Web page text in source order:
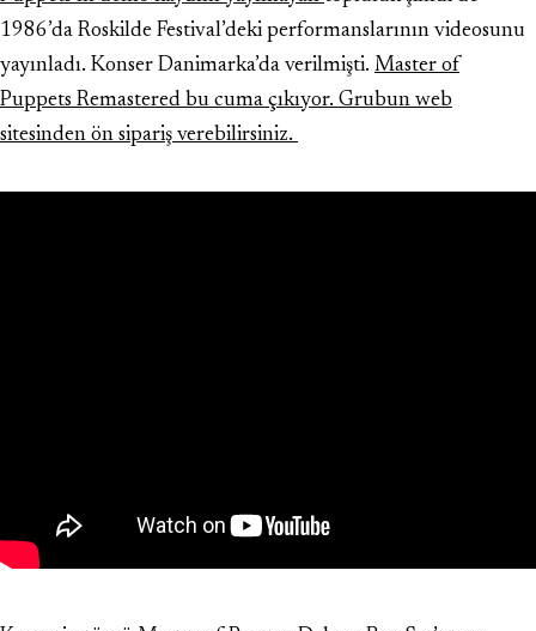
1986’da Roskilde Festival’deki performanslarının videosunu
yayınladı. Konser Danimarka’da verilmişti. Master of
Puppets Remastered bu cuma çıkıyor. Grubun web
sitesinden ön sipariş verebilirsiniz.